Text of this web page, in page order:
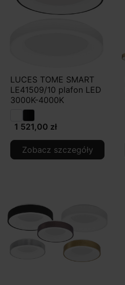
LUCES TOME SMART
LE41509/10 plafon LED
3000K-4000K
1 521,00 zł
Zobacz szczegóły